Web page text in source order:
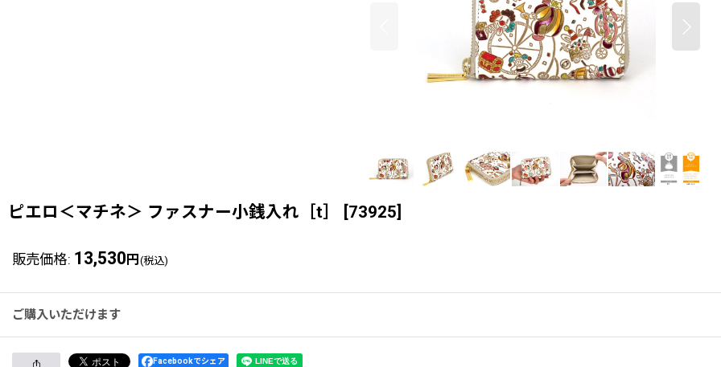
ピエロ＜マチネ＞ ファスナー小銭入れ［t］ 73925
販売価格: 13,530 円 (税込)
ご購入いただけます
Facebookでシェア